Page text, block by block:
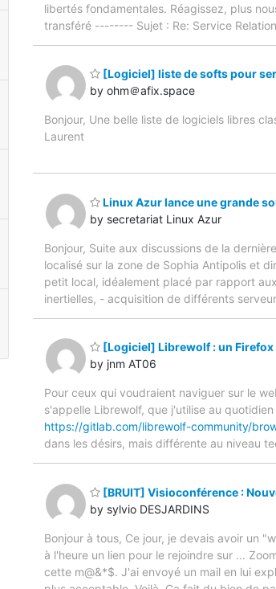
libertés fondamentales. Réagissez, plus
transféré -------- Sujet : Re: Service
[Logiciel] liste de softs pour
by ohm＠afix.space
Bonjour, Une belle liste de logiciels libres
Laurent
Linux Azur lance une grande
by secretariat Linux Azur
Bonjour, Suite aux discussions de la
localisé sur la zone de Sophia Antipolis et
petit local, idéalement placé par rapport
inertielles, - acquisition de différents
[Logiciel] Librewolf : un
by jnm AT06
Pour ceux qui voudraient naviguer sur le
s'appelle Librewolf, que j'utilise au quotidien
https://gitlab.com/librewolf-community/
dans les désirs, mais différente au niveau
[BRUIT] Visioconférence :
by sylvio DESJARDINS
Bonjour à tous, Ce jour, je devais avoir un
à l'heure un lien pour le rejoindre sur ...
cette m@&*$. J'ai envoyé un mail en lui